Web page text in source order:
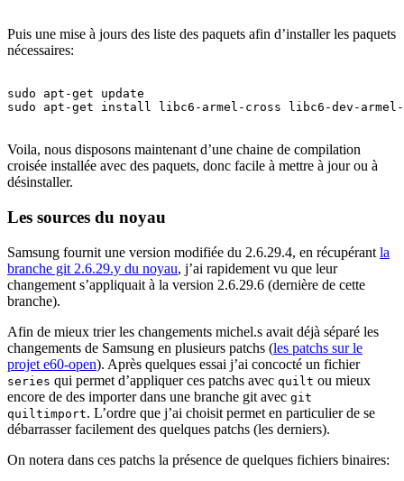
Puis une mise à jours des liste des paquets afin d’installer les paquets
nécessaires:
sudo apt-get update
sudo apt-get install libc6-armel-cross libc6-dev-armel-
Voila, nous disposons maintenant d’une chaine de compilation
croisée installée avec des paquets, donc facile à mettre à jour ou à
désinstaller.
Les sources du noyau
Samsung fournit une version modifiée du 2.6.29.4, en récupérant la
branche git 2.6.29.y du noyau, j’ai rapidement vu que leur
changement s’appliquait à la version 2.6.29.6 (dernière de cette
branche).
Afin de mieux trier les changements michel.s avait déjà séparé les
changements de Samsung en plusieurs patchs (les patchs sur le
projet e60-open). Après quelques essai j’ai concocté un fichier
series qui permet d’appliquer ces patchs avec quilt ou mieux
encore de des importer dans une branche git avec git
quiltimport. L’ordre que j’ai choisit permet en particulier de se
débarrasser facilement des quelques patchs (les derniers).
On notera dans ces patchs la présence de quelques fichiers binaires: